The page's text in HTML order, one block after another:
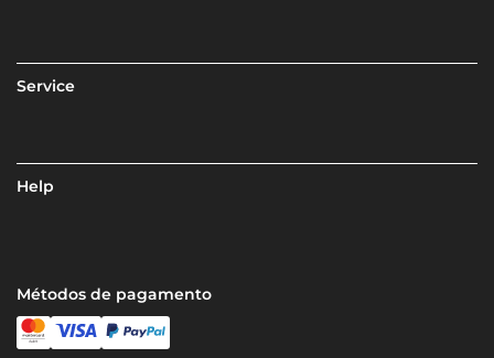
Service
Help
Métodos de pagamento